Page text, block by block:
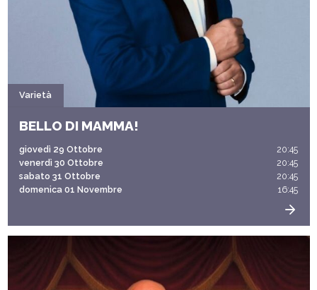
Varietà
BELLO DI MAMMA!
giovedì 29 Ottobre
20:45
venerdì 30 Ottobre
20:45
sabato 31 Ottobre
20:45
domenica 01 Novembre
16:45